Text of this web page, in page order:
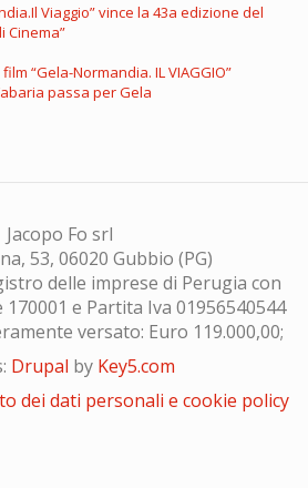
Viaggio” vince la 43a edizione del
Cinema”
“Gela-Normandia. IL VIAGGIO”
passa per Gela
Jacopo Fo srl
53, 06020 Gubbio (PG)
delle imprese di Perugia con
e Partita Iva 01956540544
versato: Euro 119.000,00;
Drupal by Key5.com
dei dati personali e cookie policy